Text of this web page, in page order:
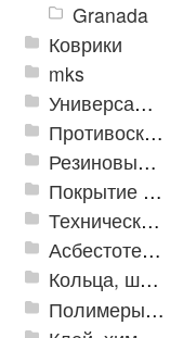
Granada
Коврики
mks
Универсальные модульные покрытия
Противоскользящая защита для лестниц, профили, ленты
Резиновые и ПВХ дорожки
Покрытие из резиновой крошки
Техническая резина
Асбестотехнические и теплоизоляционные материалы
Кольца, шайбы, манжеты
Полимеры и пластики